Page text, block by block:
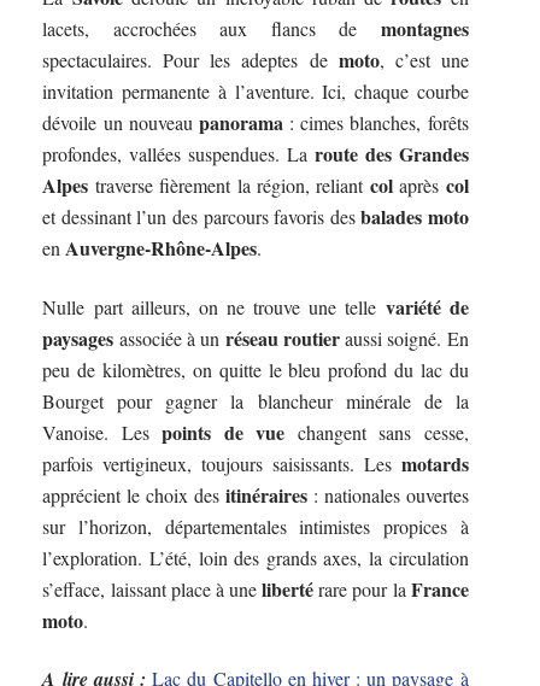
lacets, accrochées aux flancs de montagnes
spectaculaires. Pour les adeptes de moto, c’est une
invitation permanente à l’aventure. Ici, chaque courbe
dévoile un nouveau panorama: cimes blanches, forêts
profondes, vallées suspendues. La route des Grandes
Alpes traverse fièrement la région, reliant colaprès col
et dessinant l’un des parcours favoris desbalades moto
enAuvergne-Rhône-Alpes.
Nulle part ailleurs, on ne trouve une telle variété de
paysages associée à un réseau routieraussi soigné. En
peu de kilomètres, on quitte le bleu profond du lac du
Bourget pour gagner la blancheur minérale de la
Vanoise. Lespoints de vue changent sans cesse,
parfois vertigineux, toujours saisissants. Les motards
apprécient le choix des itinéraires: nationales ouvertes
sur l’horizon, départementales intimistes propices à
l’exploration. L’été, loin des grands axes, la circulation
s’efface, laissant place à unelibertérare pour la France
moto.
A lire aussi : Lac du Capitello en hiver : un paysage à